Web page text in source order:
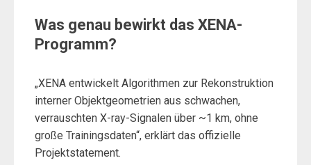
Was genau bewirkt das XENA-
Programm?
„XENA entwickelt Algorithmen zur Rekonstruktion
interner Objektgeometrien aus schwachen,
verrauschten X-ray-Signalen über ~1 km, ohne
große Trainingsdaten“, erklärt das offizielle
Projektstatement.